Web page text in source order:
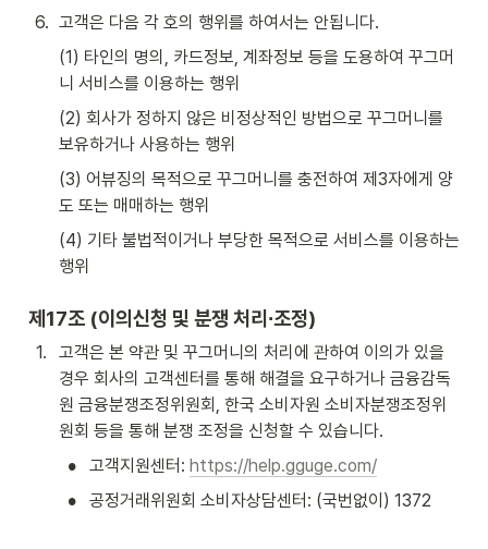
6. 고객은 다음 각 호의 행위를 하여서는 안됩니다.
(1) 타인의 명의, 카드정보, 계좌정보 등을 도용하여 꾸그머
니 서비스를 이용하는 행위
(2) 회사가 정하지 않은 비정상적인 방법으로 꾸그머니를
보유하거나 사용하는 행위
(3) 어뷰징의 목적으로 꾸그머니를 충전하여 제3자에게 양
도 또는 매매하는 행위
(4) 기타 불법적이거나 부당한 목적으로 서비스를 이용하는
행위
제17조 (이의신청 및 분쟁 처리∙조정)
1.
고객은 본 약관 및 꾸그머니의 처리에 관하여 이의가 있을
경우 회사의 고객센터를 통해 해결을 요구하거나 금융감독
원 금융분쟁조정위원회, 한국 소비자원 소비자분쟁조정위
원회 등을 통해 분쟁 조정을 신청할 수 있습니다.
• 고객지원센터: https://help.gguge.com/
• 공정거래위원회 소비자상담센터: (국번없이) 1372